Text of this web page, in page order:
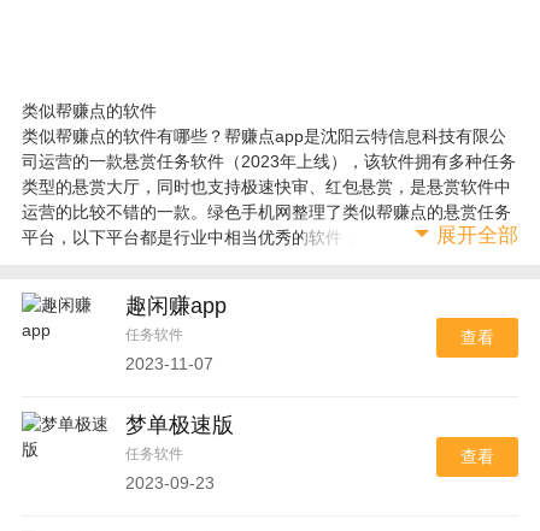
类似帮赚点的软件
类似帮赚点的软件有哪些？帮赚点app是沈阳云特信息科技有限公
司运营的一款悬赏任务软件（2023年上线），该软件拥有多种任务
类型的悬赏大厅，同时也支持极速快审、红包悬赏，是悬赏软件中
运营的比较不错的一款。绿色手机网整理了类似帮赚点的悬赏任务
平台，以下平台都是行业中相当优秀的软件，喜欢做任务获得赏金
展开全部
趣闲赚app
任务软件
2023-11-07
查看
梦单极速版
任务软件
2023-09-23
查看